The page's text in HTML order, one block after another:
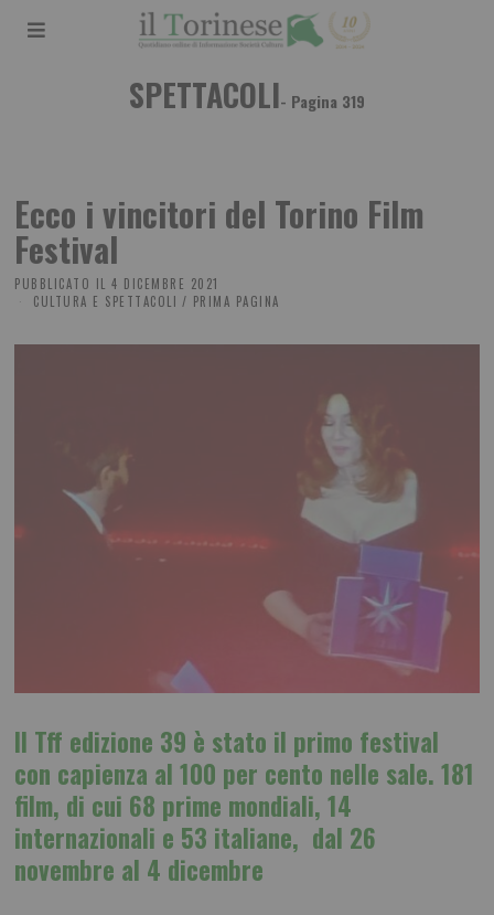
SPETTACOLI- Pagina 319
Ecco i vincitori del Torino Film
Festival
PUBBLICATO IL 4 DICEMBRE 2021
CULTURA E SPETTACOLI / PRIMA PAGINA
Il Tff edizione 39 è stato il primo festival
con capienza al 100 per cento nelle sale. 181
film, di cui 68 prime mondiali, 14
internazionali e 53 italiane, dal 26
novembre al 4 dicembre